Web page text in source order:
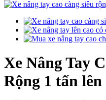
Xe Nâng Tay
Rộng 1 tấn lên